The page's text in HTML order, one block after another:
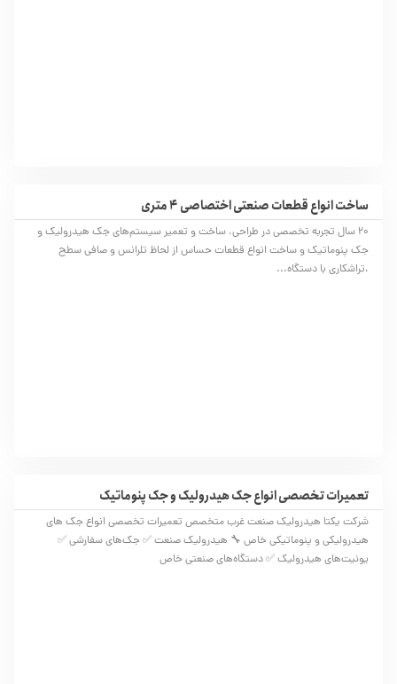
ساخت انواع قطعات صنعتی اختصاصی 4 متری
20 سال تجربه تخصصی در طراحی، ساخت و تعمیر سیستم‌های جک هیدرولیک و
جک پنوماتیک و ساخت انواع قطعات حساس از لحاظ تلرانس و صافی سطح
،تراشکاری با دستگاه...
تعمیرات تخصصی انواع جک هیدرولیک و جک پنوماتیک
شرکت یکتا هیدرولیک صنعت غرب متخصص تعمیرات تخصصی انواع جک های
هیدرولیکی و پنوماتیکی خاص 🔧 هیدرولیک صنعت ✅ جک‌های سفارشی ✅
یونیت‌های هیدرولیک ✅ دستگاه‌های صنعتی خاص